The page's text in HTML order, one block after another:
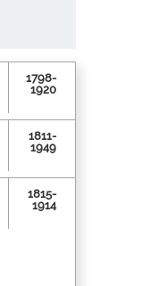
1798-
1920
1811-
1949
1815-
1914